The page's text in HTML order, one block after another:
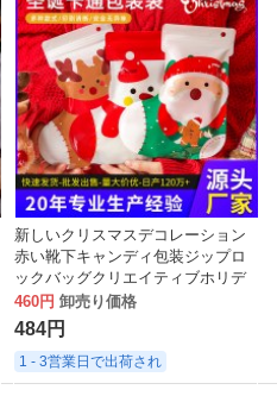
新しいクリスマスデコレーション
赤い靴下キャンディ包装ジップロ
ックバッグクリエイティブホリデ
ーギフトバッグ
460円 卸売り価格
484円
1 - 3営業日で出荷され